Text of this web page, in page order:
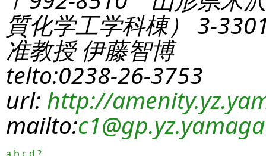
質化学工学科棟） 3-
准教授 伊藤智博
telto:0238-26-3753
url: http://
mailto:c1